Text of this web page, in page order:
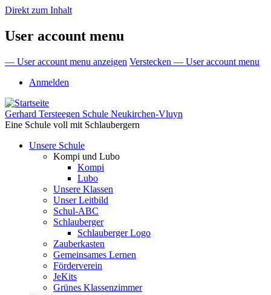
Direkt zum Inhalt
User account menu
— User account menu anzeigen Verstecken — User account menu
Anmelden
Gerhard Tersteegen Schule Neukirchen-Vluyn
Eine Schule voll mit Schlaubergern
Unsere Schule
Kompi und Lubo
Kompi
Lubo
Unsere Klassen
Unser Leitbild
Schul-ABC
Schlauberger
Schlauberger Logo
Zauberkasten
Gemeinsames Lernen
Förderverein
JeKits
Grünes Klassenzimmer